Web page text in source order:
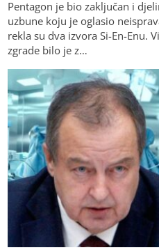
Pentagon je bio zaključan i
uzbune koju je oglasio
rekla su dva izvora Si-En-Enu.
zgrade bilo je z…